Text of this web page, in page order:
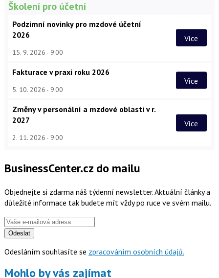
Školení pro účetní
Podzimní novinky pro mzdové účetní
2026
15. 9. 2026 9:00
Více
Fakturace v praxi roku 2026
5. 10. 2026 9:00
Více
Změny v personální a mzdové oblasti v r.
2027
2. 11. 2026 9:00
Více
BusinessCenter.cz do mailu
Objednejte si zdarma náš týdenní newsletter. Aktuální články a
důležité informace tak budete mít vždy po ruce ve svém mailu.
Odeslat
Odesláním souhlasíte se zpracováním osobních údajů.
Mohlo by vás zajímat